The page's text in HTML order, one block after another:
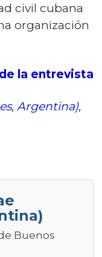
civil cubana
organización
la entrevista
Argentina),
Buenos